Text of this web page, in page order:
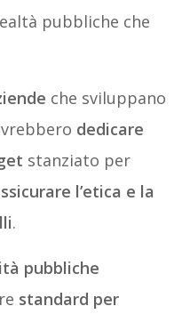
pubbliche che
che sviluppano
dedicare
stanziato per
l’etica e la
.
pubbliche
standard per